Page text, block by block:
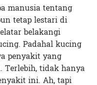
manusia tentang
tetap lestari di
belakangi
Padahal kucing
penyakit yang
Terlebih, tidak hanya
ini. Ah, tapi